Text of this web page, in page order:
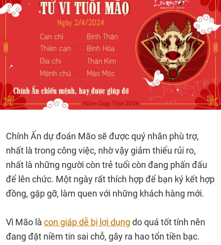
Chính Ấn dự đoán Mão sẽ được quý nhân phù trợ,
nhất là trong công việc, nhờ vậy giảm thiểu rủi ro,
nhất là những người còn trẻ tuổi còn đang phấn đấu
để lên chức. Một ngày rất thích hợp để bạn ký kết hợp
đồng, gặp gỡ, làm quen với những khách hàng mới.
Vì Mão là con giáp dễ bị lợi dụng do quá tốt tính nên
đang đặt niềm tin sai chỗ, gây ra hao tổn tiền bạc.